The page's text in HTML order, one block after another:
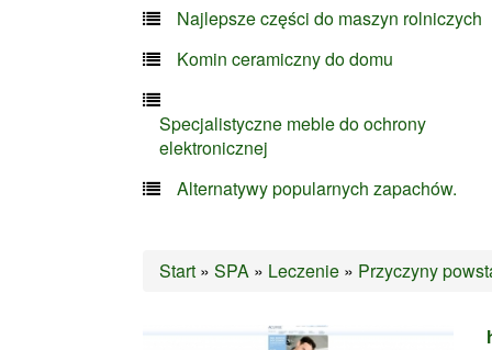
Najlepsze części do maszyn rolniczych
Komin ceramiczny do domu
Specjalistyczne meble do ochrony
elektronicznej
Alternatywy popularnych zapachów.
Start » SPA » Leczenie » Przyczyny